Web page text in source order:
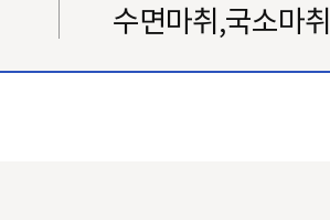
수면마취,국소마취